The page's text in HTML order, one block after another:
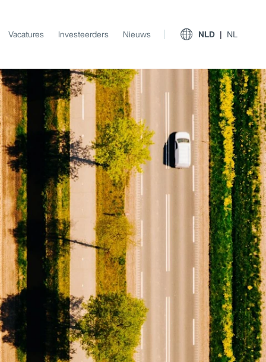
Alert
Better Decisions Brief: Responding to
the CrowdStrike IT Outage
Rapport
Vacatures Investeerders Nieuws NLD NL